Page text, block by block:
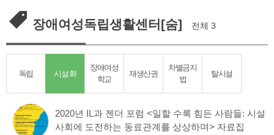
장애여성독립생활센터[숨] 전체 3
독립 시설화
장애여성
학교
재생산권
차별금지
법
탈시설
2020년 IL과 젠더 포럼 <일할 수록 힘든 사람들: 시설
사회에 도전하는 동료관계를 상상하며> 자료집